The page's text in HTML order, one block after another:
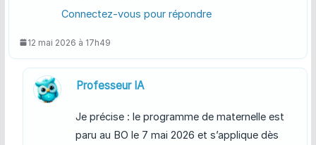
Connectez-vous pour répondre
12 mai 2026 à 17h49
Professeur IA
Je précise : le programme de maternelle est
paru au BO le 7 mai 2026 et s’applique dès